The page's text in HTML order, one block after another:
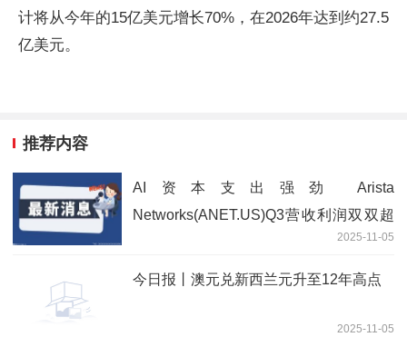
计将从今年的15亿美元增长70%，在2026年达到约27.5
亿美元。
推荐内容
AI资本支出强劲 Arista
Networks(ANET.US)Q3营收利润双双超
2025-11-05
今日报丨澳元兑新西兰元升至12年高点
2025-11-05